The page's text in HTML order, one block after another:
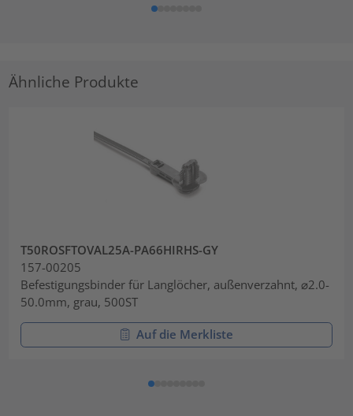
Ähnliche Produkte
T50ROSFTOVAL25A-PA66HIRHS-GY
157-00205
Befestigungsbinder für Langlöcher, außenverzahnt, ⌀2.0-
50.0mm, grau, 500ST
Auf die Merkliste